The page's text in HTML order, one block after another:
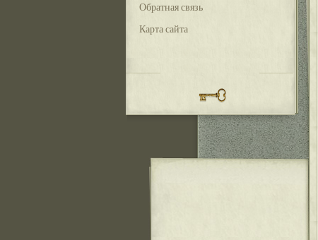
Обратная связь
Карта сайта